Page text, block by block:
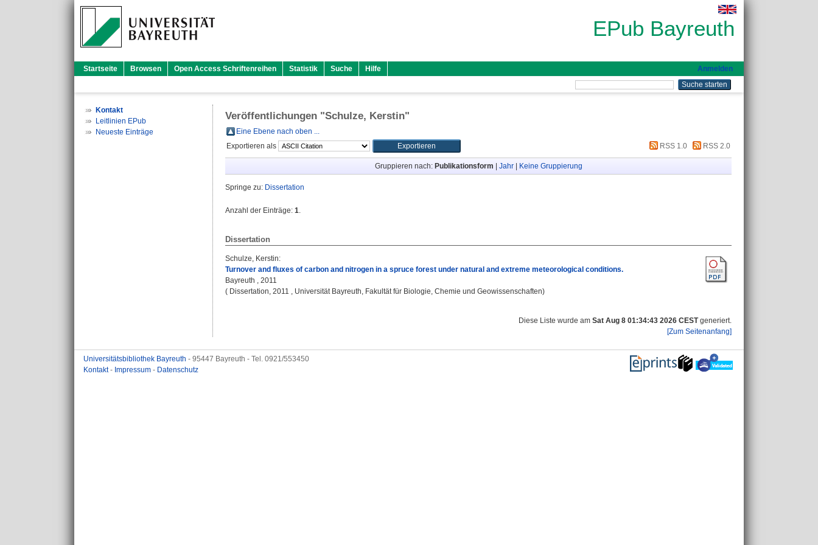
EPub Bayreuth
Startseite Browsen Open Access Schriftenreihen Statistik Suche Hilfe Anmelden
Kontakt
Leitlinien EPub
Neueste Einträge
Veröffentlichungen "Schulze, Kerstin"
Eine Ebene nach oben ...
Exportieren als
RSS 1.0 RSS 2.0
Gruppieren nach: Publikationsform Jahr| Keine Gruppierung
Springe zu: Dissertation
Anzahl der Einträge: 1.
Dissertation
Schulze, Kerstin:
Turnover and fluxes of carbon and nitrogen in a spruce forest under natural and extreme meteorological conditions.
Bayreuth , 2011
( Dissertation, 2011 , Universität Bayreuth, Fakultät für Biologie, Chemie und Geowissenschaften)
Diese Liste wurde am Sat Aug 8 01:34:43 2026 CESTgeneriert.
[Zum Seitenanfang]
Universitätsbibliothek Bayreuth - 95447 Bayreuth - Tel. 0921/553450
Kontakt- Impressum - Datenschutz